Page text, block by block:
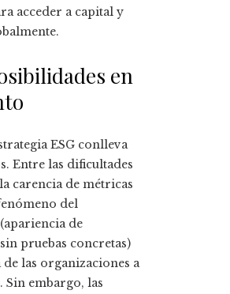
acceder a capital y
en
ESG conlleva
Entre las dificultades
carencia de métricas
del
de
pruebas concretas)
las organizaciones a
embargo, las